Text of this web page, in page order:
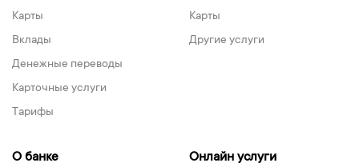
Карты
Вклады
Денежные переводы
Карточные услуги
Тарифы
Карты
Другие услуги
О банке Онлайн услуги